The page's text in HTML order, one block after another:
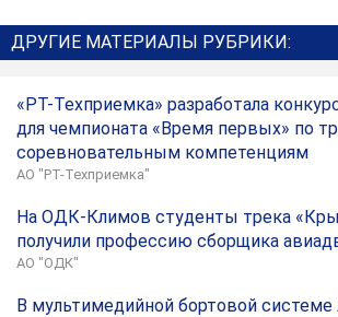
ДРУГИЕ МАТЕРИАЛЫ РУБРИКИ:
«РТ-Техприемка» разработала
для чемпионата «Время первых» по
соревновательным компетенциям
АО "РТ-Техприемка"
На ОДК-Климов студенты трека
получили профессию сборщика
АО "ОДК"
В мультимедийной бортовой